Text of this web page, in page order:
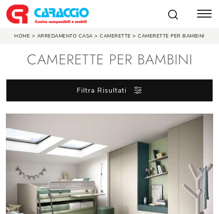
HOME > ARREDAMENTO CASA >CAMERETTE >CAMERETTE PER BAMBINI
CAMERETTE PER BAMBINI
Filtra Risultati